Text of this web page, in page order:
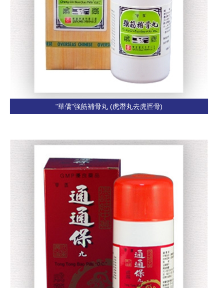
"華僑"強筋補骨丸 (虎潛丸去虎脛骨)